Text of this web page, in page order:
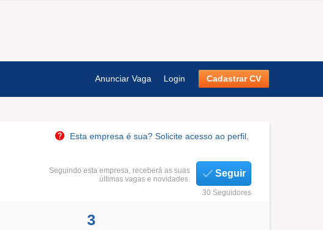
Anunciar Vaga Login Cadastrar CV
Esta empresa é sua? Solicite acesso ao perfil.
Seguindo esta empresa, receberá as suas
últimas vagas e novidades.
Seguir
30 Seguidores
3